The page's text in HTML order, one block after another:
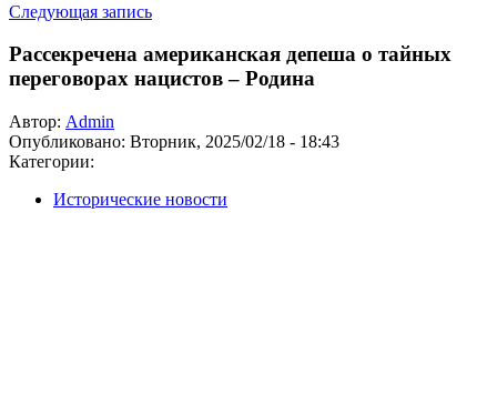
Следующая запись
Рассекречена американская депеша о тайных
переговорах нацистов – Родина
Автор: Admin
Опубликовано: Вторник, 2025/02/18 - 18:43
Категории:
Исторические новости